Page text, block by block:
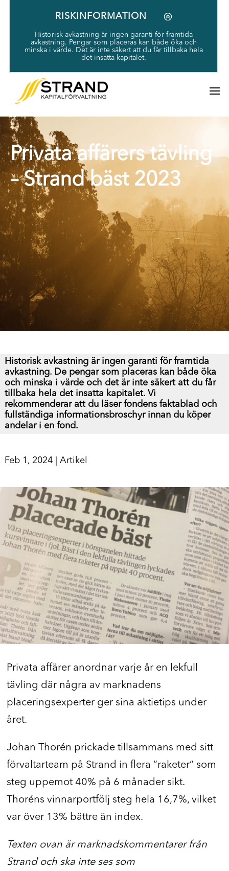
RISKINFORMATION
Historisk avkastning är ingen garanti för framtida
avkastning. Pengar som placeras kan både öka och
minska i värde. Det är inte säkert att du får tillbaka hela
det insatta kapitalet.
Privata affärers tävling
– Strand bäst 2023
Historisk avkastning är ingen garanti för framtida
avkastning. De pengar som placeras kan både öka
och minska i värde och det är inte säkert att du får
tillbaka hela det insatta kapitalet. Vi
rekommenderar att du läser fondens faktablad och
fullständiga informationsbroschyr innan du köper
andelar i en fond.
Feb 1, 2024| Artikel
Privata affärer anordnar varje år en lekfull
tävling där några av marknadens
placeringsexperter ger sina aktietips under
året.
Johan Thorén prickade tillsammans med sitt
förvaltarteam på Strand in flera ”raketer” som
steg uppemot 40% på 6 månader sikt.
Thoréns vinnarportfölj steg hela 16,7%, vilket
var över 13% bättre än index.
Texten ovan är marknadskommentarer från
Strand och ska inte ses som